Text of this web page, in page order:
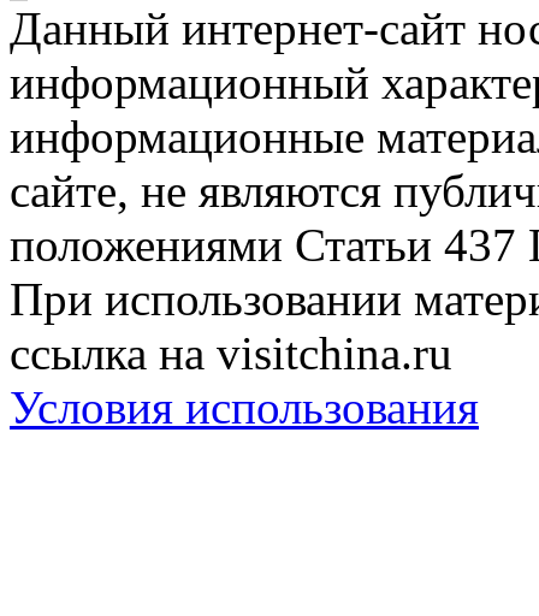
Данный интернет-сайт
информационный
информационные
сайте, не являются
положениями Статьи 437
При использовании
ссылка на visitchina.ru
Условия использования